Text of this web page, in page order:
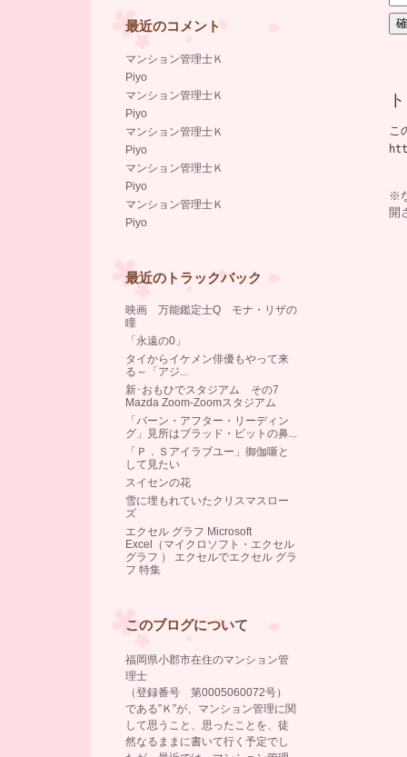
最近のコメント
マンション管理士Ｋ
Piyo
マンション管理士Ｋ
Piyo
マンション管理士Ｋ
Piyo
マンション管理士Ｋ
Piyo
マンション管理士Ｋ
Piyo
最近のトラックバック
映画 万能鑑定士Q モナ・リザの
瞳
「永遠の0」
タイからイケメン俳優もやって来
る～「アジ...
新･おもひでスタジアム その7
Mazda Zoom-Zoomスタジアム
「バーン・アフター・リーディン
グ」見所はブラッド・ピットの鼻...
「Ｐ．Ｓアイラブユー」御伽噺と
して見たい
スイセンの花
雪に埋もれていたクリスマスロー
ズ
エクセル グラフ Microsoft
Excel（マイクロソフト・エクセル
グラフ ） エクセルでエクセル グラ
フ 特集
このブログについて
福岡県小郡市在住のマンション管
理士
（登録番号 第0005060072号）
である”Ｋ”が、マンション管理に関
して思うこと、思ったことを、徒
然なるままに書いて行く予定でし
こ
※
開